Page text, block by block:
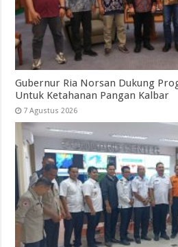
Gubernur Ria Norsan Dukung
Untuk Ketahanan Pangan Kalbar
7 Agustus 2026